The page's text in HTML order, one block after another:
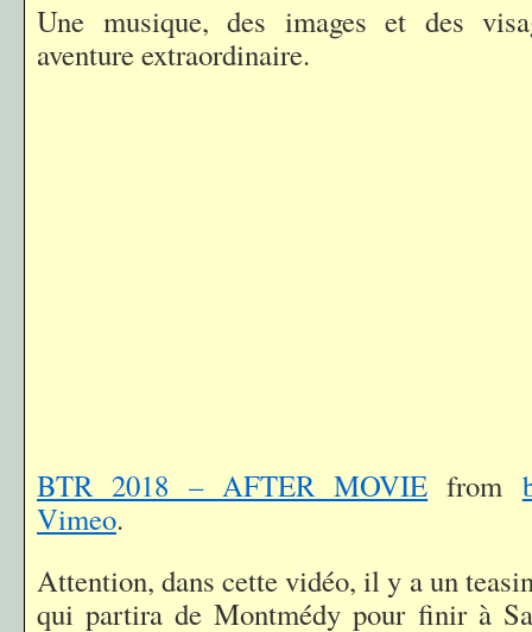
Une musique, des images et des
aventure extraordinaire.
BTR 2018 – AFTER MOVIE from
Vimeo.
Attention, dans cette vidéo, il y a un
qui partira de Montmédy pour finir à